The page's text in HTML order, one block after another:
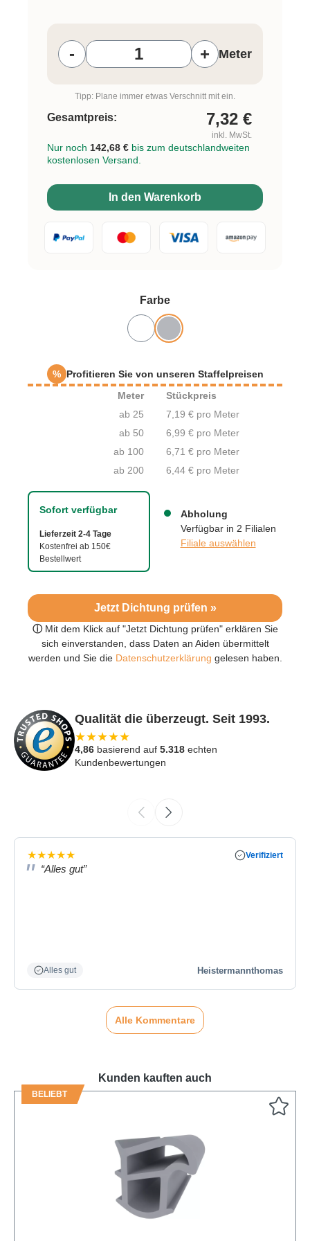
Jetzt Dichtung prüfen »
ⓘ Mit dem Klick auf "Jetzt Dichtung prüfen" erklären Sie
sich einverstanden, dass Daten an Aiden übermittelt
werden und Sie dieDatenschutzerklärung gelesen haben.
Sofort verfügbar
Lieferzeit 2-4 Tage
Kostenfrei ab 150€
Bestellwert
Abholung
Verfügbar in 2 Filialen
Filiale auswählen
Farbeauswählen
% Profitieren Sie von unseren Staffelpreisen
Meter
Stückpreis
ab 25
7,19 € pro Meter
ab 50
6,99 € pro Meter
ab 100
6,71 € pro Meter
ab 200
6,44 € pro Meter
- + Meter
Tipp: Plane immer etwas Verschnitt mit ein.
Gesamtpreis: 7,32 €
inkl. MwSt.
Nur noch 142,68 € bis zum deutschlandweiten
kostenlosen Versand.
In den Warenkorb
Qualität die überzeugt. Seit 1993.
★★★★★
4,86 basierend auf 5.318 echten
Kundenbewertungen
★★★★★ Verifiziert
“Alles gut”
Alles gut Heistermannthomas
Alle Kommentare
Kunden kauften auch
BELIEBT